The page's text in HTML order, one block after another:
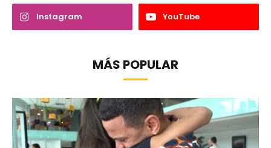
Instagram YouTube
MÁS POPULAR